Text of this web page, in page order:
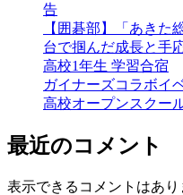
告
【囲碁部】「あきた
台で掴んだ成長と手
高校1年生 学習合宿
ガイナーズコラボイ
高校オープンスクー
最近のコメント
表示できるコメントはあり